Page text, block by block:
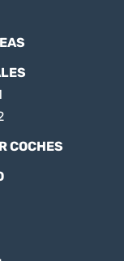
COCHES